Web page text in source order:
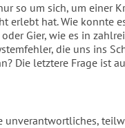
so um sich, um einer
erlebt hat. Wie konnte
Gier, wie es in
die uns ins
Die letztere Frage ist
unverantwortliches,